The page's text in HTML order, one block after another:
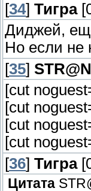
[34] Тигра
Диджей,
Но если не
[35]
[cut
[cut
[cut
[cut
[36] Тигра
Цитата